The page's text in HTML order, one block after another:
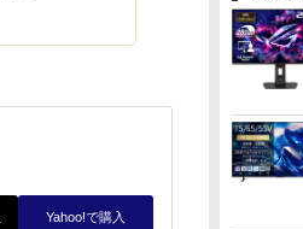
Yahoo!で購入